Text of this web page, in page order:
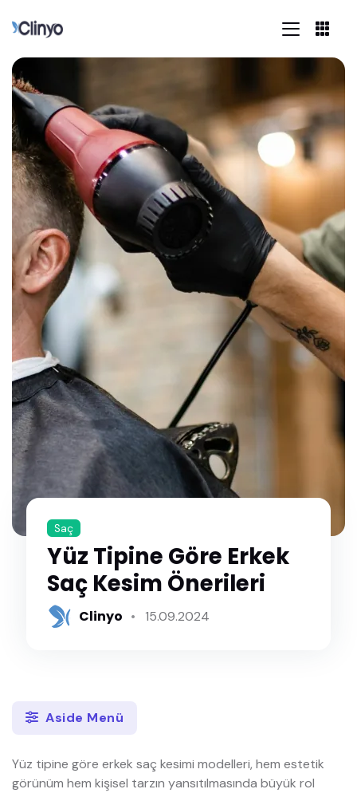
Saç
Yüz Tipine Göre Erkek
Saç Kesim Önerileri
Clinyo 15.09.2024
Aside Menü
Yüz tipine göre erkek saç kesimi modelleri, hem estetik
görünüm hem kişisel tarzın yansıtılmasında büyük rol